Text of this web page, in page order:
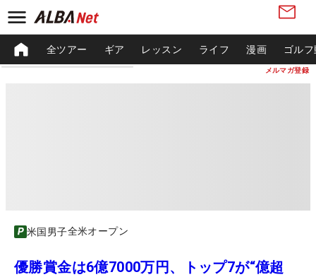
メルマガ登録
全ツアー ギア レッスン ライフ 漫画 ゴル
米国男子全米オープン
優勝賞金は6億7000万円、トップ7が“億超